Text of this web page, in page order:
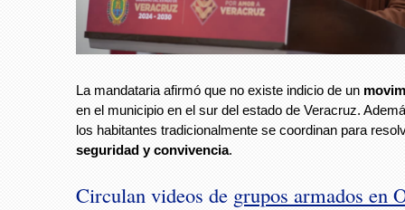
La mandataria afirmó que no existe indicio de un
en el municipio en el sur del estado de Veracruz.
los habitantes tradicionalmente se coordinan para
seguridad y convivencia.
Circulan videos de grupos armados en